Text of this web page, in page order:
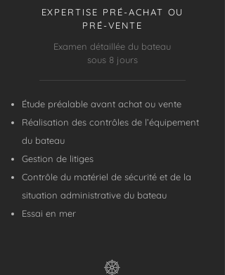
EXPERTISE PRÉ-ACHAT OU
PRÉ-VENTE
Examen détaillée du bateau
sous 8 jours
Étude préalable avant achat ou vente
Réalisation des contrôles de l’équipement
du bateau
Gestion de litiges
Contrôle du matériel de sécurité et de la
situation administrative du bateau
Essai en mer